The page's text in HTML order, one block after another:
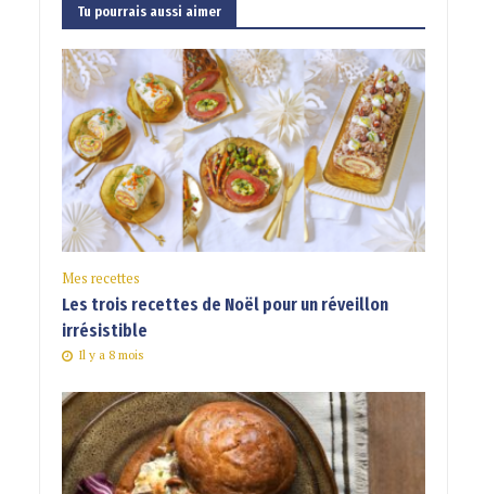
Tu pourrais aussi aimer
Mes recettes
Les trois recettes de Noël pour un réveillon
irrésistible
Il y a 8 mois